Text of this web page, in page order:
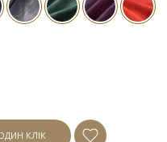
КЛІК